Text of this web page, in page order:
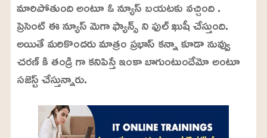
మారిపోతుంది అంటూ ఓ న్యూస్ బయటకు వచ్చింది .
ప్రెసెంట్ ఈ న్యూస్ మెగా ఫ్యాన్స్ ని ఫుల్ ఖుషీ చేస్తుంది.
అయితే మరికొందరు మాత్రం ప్రభాస్ కన్నా కూడా నువ్వు
చరణ్ కి తండ్రి గా కనిపిస్తే ఇంకా బాగుంటుందేమో అంటూ
సజెస్ట్ చేస్తున్నారు.